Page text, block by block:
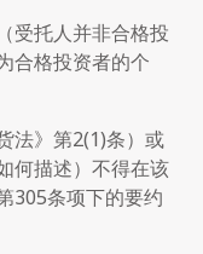
托人并非合格投
合格投资者的个
法》第2(1)条）或
何描述）不得在该
305条项下的要约